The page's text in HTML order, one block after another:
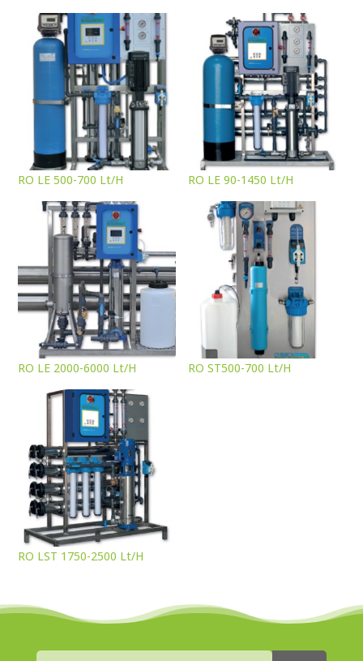
RO LE 500-700 Lt/H RO LE 90-1450 Lt/H
RO LE 2000-6000 Lt/H RO ST500-700 Lt/H
RO LST 1750-2500 Lt/H